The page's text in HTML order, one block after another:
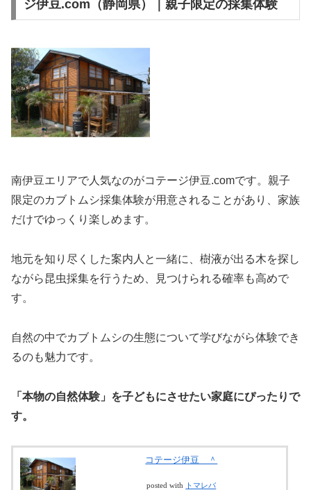
ジ伊豆.com（静岡県）｜親子限定の採集体験
南伊豆エリアで人気なのがコテージ伊豆.comです。親子
限定のカブトムシ採集体験が用意されることがあり、家族
だけでゆっくり楽しめます。
地元を知り尽くした案内人と一緒に、樹液が出る木を探し
ながら昆虫採集を行うため、見つけられる確率も高めで
す。
自然の中でカブトムシの生態について学びながら体験でき
るのも魅力です。
「本物の自然体験」を子どもにさせたい家庭にぴったりで
す。
コテージ伊豆 ＾
posted with トマレバ